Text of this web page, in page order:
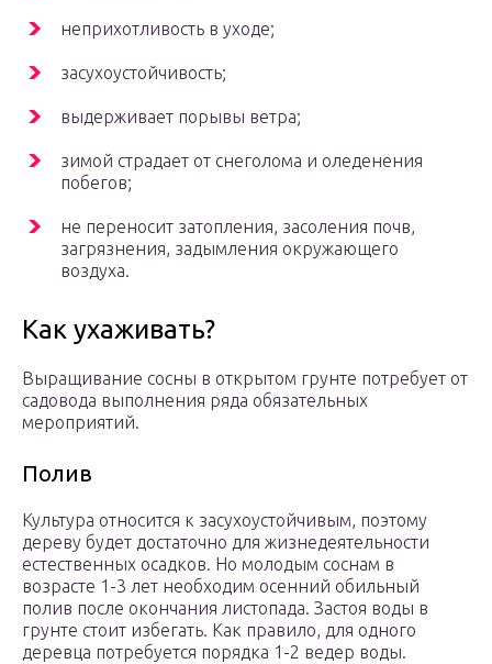
неприхотливость в уходе;
засухоустойчивость;
выдерживает порывы ветра;
зимой страдает от снеголома и оледенения
побегов;
не переносит затопления, засоления почв,
загрязнения, задымления окружающего
воздуха.
Как ухаживать?
Выращивание сосны в открытом грунте потребует от
садовода выполнения ряда обязательных
мероприятий.
Полив
Культура относится к засухоустойчивым, поэтому
дереву будет достаточно для жизнедеятельности
естественных осадков. Но молодым соснам в
возрасте 1-3 лет необходим осенний обильный
полив после окончания листопада. Застоя воды в
грунте стоит избегать. Как правило, для одного
деревца потребуется порядка 1-2 ведер воды.